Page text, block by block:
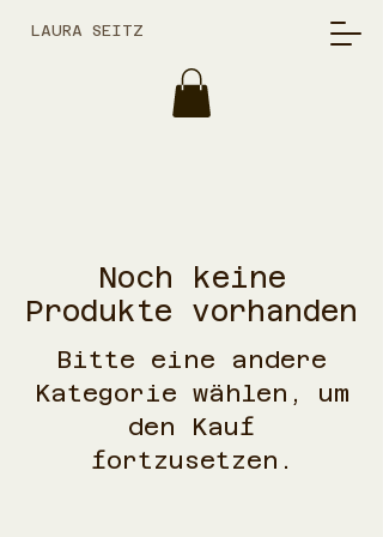
LAURA SEITZ
Noch keine
Produkte vorhanden
Bitte eine andere
Kategorie wählen, um
den Kauf
fortzusetzen.